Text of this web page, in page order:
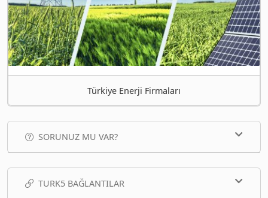
Türkiye Enerji Firmaları
SORUNUZ MU VAR?
TURK5 BAĞLANTILAR